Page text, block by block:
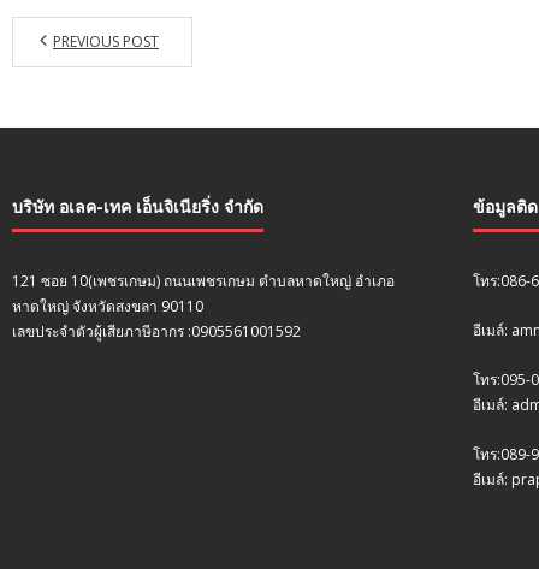
PREVIOUS POST
บริษัท อเลค-เทค เอ็นจิเนียริ่ง จำกัด
121 ซอย 10(เพชรเกษม) ถนนเพชรเกษม ตำบลหาดใหญ่ อำเภอ
หาดใหญ่ จังหวัดสงขลา 90110
เลขประจำตัวผู้เสียภาษีอากร :0905561001592
ข้อมูลติ
โทร:086-
อีเมล์:
โทร:095-
อีเมล์:
โทร:089-
อีเมล์: